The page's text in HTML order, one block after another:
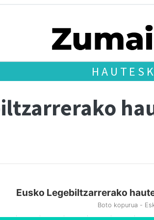
Eusko Legebiltzarrerako
Boto kopurua -